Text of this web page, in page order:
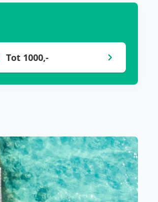
Tot 1000,-